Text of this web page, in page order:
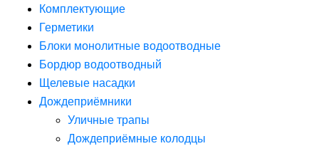
Комплектующие
Герметики
Блоки монолитные водоотводные
Бордюр водоотводный
Щелевые насадки
Дождеприёмники
Уличные трапы
Дождеприёмные колодцы